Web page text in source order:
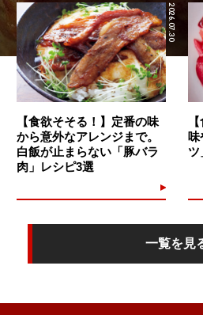
2026.07.30
【食欲そそる！】定番の味
から意外なアレンジまで。
白飯が止まらない「豚バラ
肉」レシピ3選
味
ツ
一覧を見